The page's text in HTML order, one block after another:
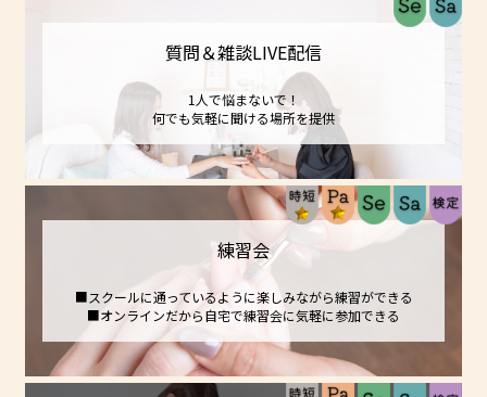
質問＆雑談LIVE配信
1人で悩まないで！
何でも気軽に聞ける場所を提供
練習会
■スクールに通っているように楽しみながら練習ができる
■オンラインだから自宅で練習会に気軽に参加できる